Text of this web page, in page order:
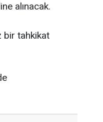
alınacak.
bir tahkikat